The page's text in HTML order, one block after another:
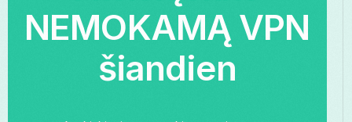
NEMOKAMĄ VPN
šiandien